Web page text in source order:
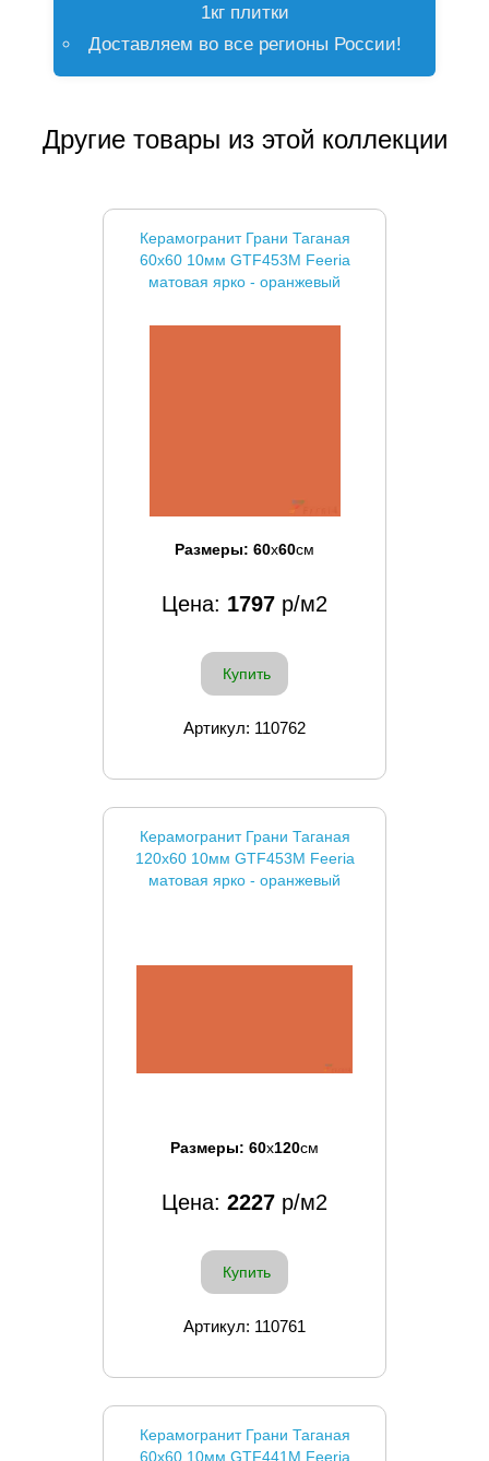
1кг плитки
Доставляем во все регионы России!
Другие товары из этой коллекции
Керамогранит Грани Таганая
60x60 10мм GTF453М Feeria
матовая ярко - оранжевый
Размеры: 60x60см
Цена: 1797 р/м2
Купить
Артикул: 110762
Керамогранит Грани Таганая
120x60 10мм GTF453М Feeria
матовая ярко - оранжевый
Размеры: 60x120см
Цена: 2227 р/м2
Купить
Артикул: 110761
Керамогранит Грани Таганая
60x60 10мм GTF441М Feeria